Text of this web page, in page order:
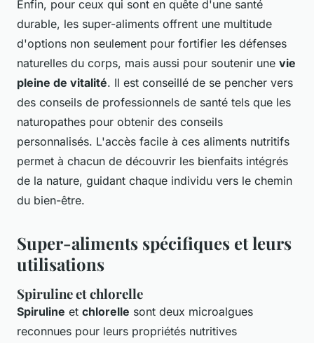
Enfin, pour ceux qui sont en quête d'une santé
durable, les super-aliments offrent une multitude
d'options non seulement pour fortifier les défenses
naturelles du corps, mais aussi pour soutenir une vie
pleine de vitalité. Il est conseillé de se pencher vers
des conseils de professionnels de santé tels que les
naturopathes pour obtenir des conseils
personnalisés. L'accès facile à ces aliments nutritifs
permet à chacun de découvrir les bienfaits intégrés
de la nature, guidant chaque individu vers le chemin
du bien-être.
Super-aliments spécifiques et leurs
utilisations
Spiruline et chlorelle
Spiruline et chlorelle sont deux microalgues
reconnues pour leurs propriétés nutritives